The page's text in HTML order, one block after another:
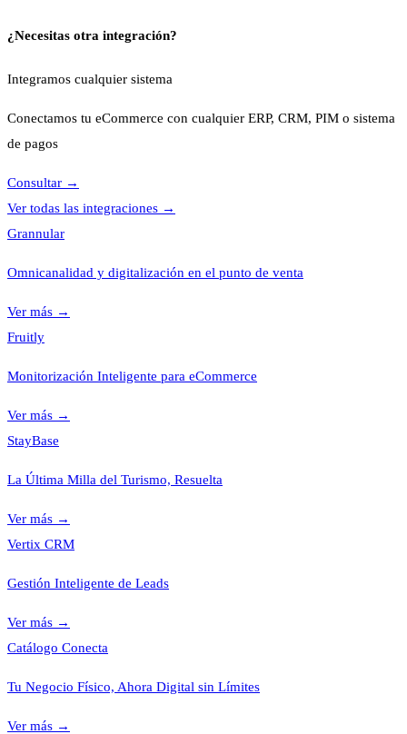
¿Necesitas otra integración?
Integramos cualquier sistema
Conectamos tu eCommerce con cualquier ERP, CRM, PIM o sistema
de pagos
Consultar →
Ver todas las integraciones →
Grannular
Omnicanalidad y digitalización en el punto de venta
Ver más →
Fruitly
Monitorización Inteligente para eCommerce
Ver más →
StayBase
La Última Milla del Turismo, Resuelta
Ver más →
Vertix CRM
Gestión Inteligente de Leads
Ver más →
Catálogo Conecta
Tu Negocio Físico, Ahora Digital sin Límites
Ver más →